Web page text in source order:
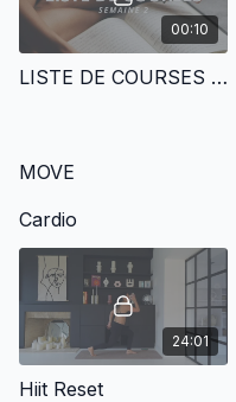
00:10
LISTE DE COURSES - SEMAINE 2
MOVE
Cardio
24:01
Hiit Reset